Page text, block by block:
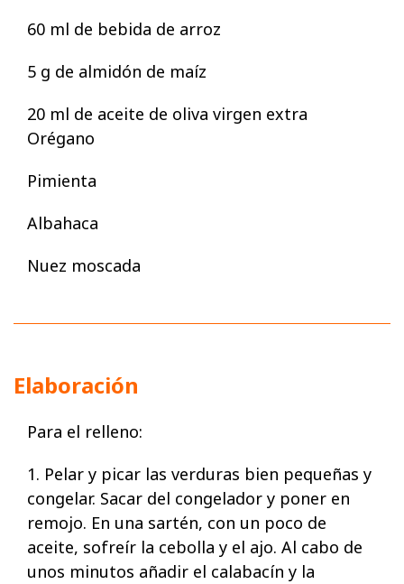
60 ml de bebida de arroz
5 g de almidón de maíz
20 ml de aceite de oliva virgen extra
Orégano
Pimienta
Albahaca
Nuez moscada
Elaboración
Para el relleno:
1. Pelar y picar las verduras bien pequeñas y
congelar. Sacar del congelador y poner en
remojo. En una sartén, con un poco de
aceite, sofreír la cebolla y el ajo. Al cabo de
unos minutos añadir el calabacín y la